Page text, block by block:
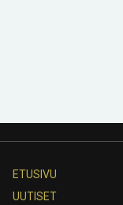
ETUSIVU
UUTISET